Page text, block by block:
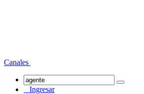
Canales
Ingresar